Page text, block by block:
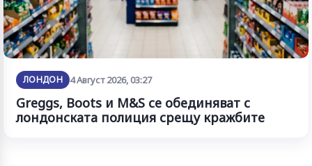
ЛОНДОН 4 Август 2026, 03:27
Greggs, Boots и M&S се обединяват с
лондонската полиция срещу кражбите